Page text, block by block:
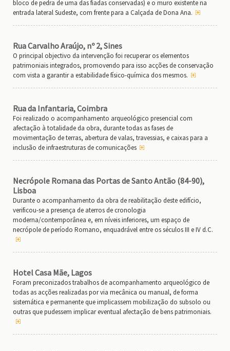
bloco de pedra de uma das fiadas conservadas) e o muro existente na
entrada lateral Sudeste, com frente para a Calçada de Dona Ana.
Rua Carvalho Araújo, nº 2, Sines
O principal objectivo da intervenção foi recuperar os elementos
patrimoniais integrados, promovendo para isso acções de conservação
com vista a garantir a estabilidade físico-química dos mesmos.
Rua da Infantaria, Coimbra
Foi realizado o acompanhamento arqueológico presencial com
afectação à totalidade da obra, durante todas as fases de
movimentação de terras, abertura de valas, travessias, e caixas para a
inclusão de infraestruturas de comunicações
Necrópole Romana das Portas de Santo Antão (84-90),
Lisboa
Durante o acompanhamento da obra de reabilitação deste edifício,
verificou-se a presença de aterros de cronologia
moderna/contemporânea e, em níveis inferiores, um espaço de
necrópole de período Romano, enquadrável entre os séculos III e IV d.C.
Hotel Casa Mãe, Lagos
Foram preconizados trabalhos de acompanhamento arqueológico de
todas as acções realizadas por via mecânica ou manual, de forma
sistemática e permanente que implicassem mobilização do subsolo ou
outras que pudessem implicar eventual afectação de bens patrimoniais.